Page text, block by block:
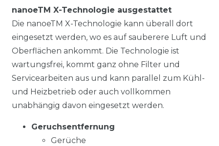
nanoeTM X-Technologie ausgestattet
Die nanoeTM X-Technologie kann überall dort
eingesetzt werden, wo es auf sauberere Luft und
Oberflächen ankommt. Die Technologie ist
wartungsfrei, kommt ganz ohne Filter und
Servicearbeiten aus und kann parallel zum Kühl-
und Heizbetrieb oder auch vollkommen
unabhängig davon eingesetzt werden.
Geruchsentfernung
Gerüche